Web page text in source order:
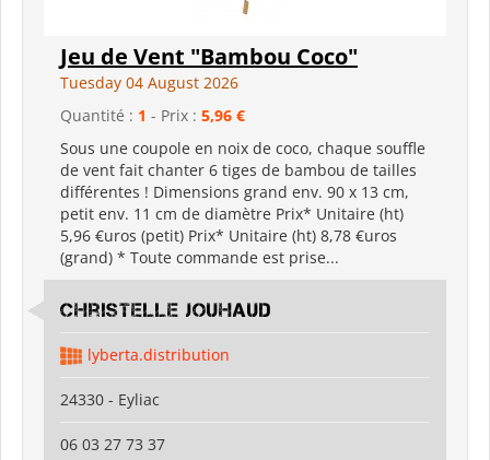
Jeu de Vent "Bambou Coco"
Tuesday 04 August 2026
Quantité : 1 - Prix : 5,96 €
Sous une coupole en noix de coco, chaque souffle
de vent fait chanter 6 tiges de bambou de tailles
différentes ! Dimensions grand env. 90 x 13 cm,
petit env. 11 cm de diamètre Prix* Unitaire (ht)
5,96 €uros (petit) Prix* Unitaire (ht) 8,78 €uros
(grand) * Toute commande est prise...
Christelle Jouhaud
lyberta.distribution
24330 - Eyliac
06 03 27 73 37